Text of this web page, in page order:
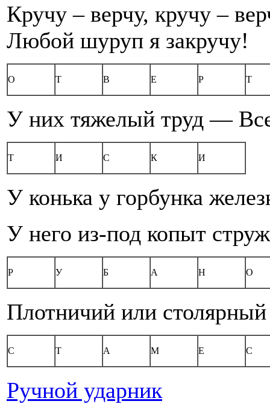
Кручу – верчу, кручу –
Любой шуруп я закручу!
О Т В Е Р Т
У них тяжелый труд —
Т И С К И
У конька у горбунка
У него из-под копыт
Р У Б А Н О
Плотничий или
С Т А М Е С
Ручной ударник